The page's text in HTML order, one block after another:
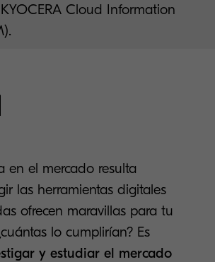
Cloud Information
en el mercado resulta
las herramientas digitales
ofrecen maravillas para tu
lo cumplirían? Es
y estudiar el mercado